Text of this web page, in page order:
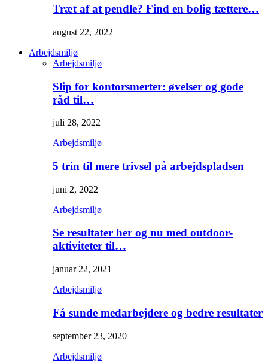
Træt af at pendle? Find en bolig tættere…
august 22, 2022
Arbejdsmiljø
Arbejdsmiljø
Slip for kontorsmerter: øvelser og gode
råd til…
juli 28, 2022
Arbejdsmiljø
5 trin til mere trivsel på arbejdspladsen
juni 2, 2022
Arbejdsmiljø
Se resultater her og nu med outdoor-
aktiviteter til…
januar 22, 2021
Arbejdsmiljø
Få sunde medarbejdere og bedre resultater
september 23, 2020
Arbejdsmiljø